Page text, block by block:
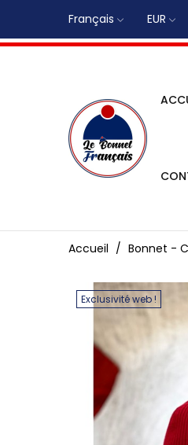
Français EUR
Accueil Bonnet -
Exclusivité web !